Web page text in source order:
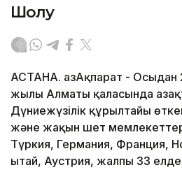
Шолу
АСТАНА. ҚазАқпарат -
жылы Алматы қаласында
Дүниежүзілік құрылтайы
және жақын шет
Түркия, Германия, Франция,
Қытай, Аустрия, жалпы 33